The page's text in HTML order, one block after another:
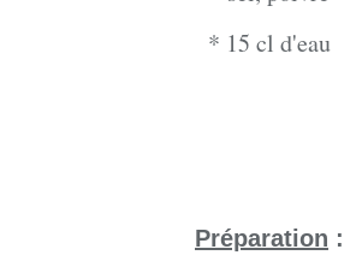
* 15 cl d'eau
Préparation :